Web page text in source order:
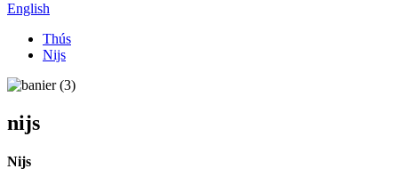
English
Thús
Nijs
nijs
Nijs